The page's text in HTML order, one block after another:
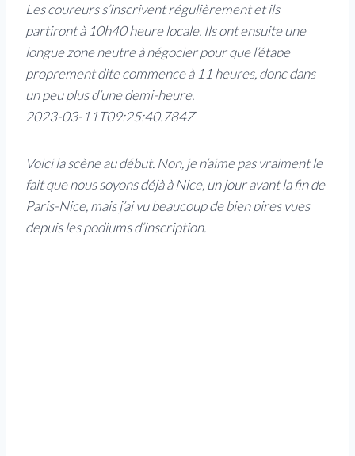
Les coureurs s’inscrivent régulièrement et ils
partiront à 10h40 heure locale. Ils ont ensuite une
longue zone neutre à négocier pour que l’étape
proprement dite commence à 11 heures, donc dans
un peu plus d’une demi-heure.
2023-03-11T09:25:40.784Z
Voici la scène au début. Non, je n’aime pas vraiment le
fait que nous soyons déjà à Nice, un jour avant la fin de
Paris-Nice, mais j’ai vu beaucoup de bien pires vues
depuis les podiums d’inscription.